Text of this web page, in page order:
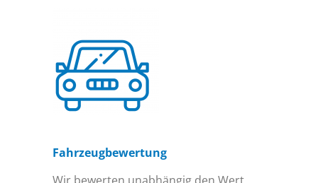
Fahrzeugbewertung